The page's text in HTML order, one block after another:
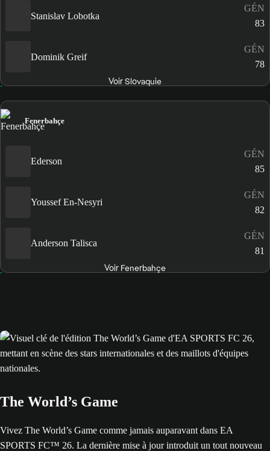
Stanislav Lobotka
GÉN
83
Dominik Greif
GÉN
78
Voir Slovaquie
Fenerbahçe
Ederson
GÉN
85
Youssef En-Nesyri
GÉN
82
Anderson Talisca
GÉN
81
Voir Fenerbahçe
The World’s Game
Vivez The World’s Game comme jamais auparavant dans EA
SPORTS FC™ 26. La dernière mise à jour introduit un tout nouveau